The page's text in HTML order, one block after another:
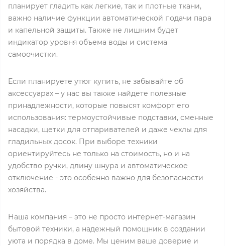
планирует гладить как легкие, так и плотные ткани,
важно наличие функции автоматической подачи пара
и капельной защиты. Также не лишним будет
индикатор уровня объема воды и система
самоочистки.
Если планируете утюг купить, не забывайте об
аксессуарах – у нас вы также найдете полезные
принадлежности, которые повысят комфорт его
использования: термоустойчивые подставки, сменные
насадки, щетки для отпаривателей и даже чехлы для
гладильных досок. При выборе техники
ориентируйтесь не только на стоимость, но и на
удобство ручки, длину шнура и автоматическое
отключение - это особенно важно для безопасности
хозяйства.
Наша компания – это не просто интернет-магазин
бытовой техники, а надежный помощник в создании
уюта и порядка в доме. Мы ценим ваше доверие и